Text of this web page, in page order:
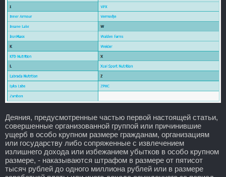
Деяния, предусмотренные частью первой настоящей статьи,
совершенные организованной группой или причинившие
ущерб в особо крупном размере гражданам, организациям
или государству либо сопряженные с извлечением
излишнего дохода или избежанием убытков в особо крупном
размере, - наказываются штрафом в размере от пятисот
тысяч рублей до одного миллиона рублей или в размере